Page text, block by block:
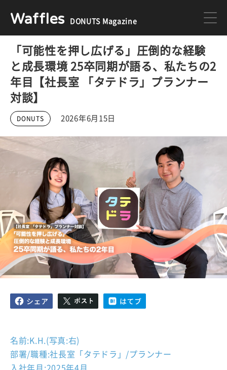
Waffles DONUTS Magazine
DONUTS ジョブカン
ミクチャ ゲーム
医療
DONUTSの採用情報はこちら
「可能性を押し広げる」圧倒的な経験
と成長環境 25卒同期が語る、私たちの2
年目【社長室 「タテドラ」プランナー
対談】
DONUTS 2026年6月15日
名前:K.H.(写真:右)
部署/職種:社長室「タテドラ」/プランナー
入社年月:2025年4月